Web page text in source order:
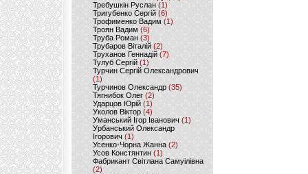
Требушкін Руслан (1)
Тригубенко Сергій(6)
Трофименко Вадим (1)
Троян Вадим (6)
Труба Роман(3)
Трубаров Віталій (2)
Труханов Геннадій (7)
Тулуб Сергій(1)
Турчин Сергій Олександрович
(1)
Турчинов Олександр(35)
Тягнибок Олег (2)
Ударцов Юрій (1)
Уколов Віктор(4)
Уманський Ігор Іванович(1)
Урбанський Олександр
Ігорович (1)
Усенко-Чорна Жанна (2)
Усов Констянтин(1)
Фабрикант Світлана Самуілівна
(2)